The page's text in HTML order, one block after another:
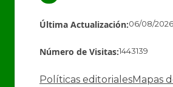
Última Actualización:06/08/2026
Número de Visitas:1443139
Políticas editorialesMapas